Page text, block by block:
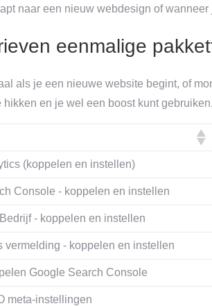
naar een nieuw webdesign of
eenmalige
als je een nieuwe website begint, of
hikken en je wel een boost kunt gebruiken.
(koppelen en instellen)
Console - koppelen en instellen
- koppelen en instellen
vermelding - koppelen en instellen
Google Search Console
meta-instellingen